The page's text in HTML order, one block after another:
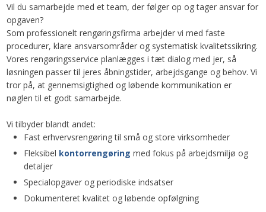
Vil du samarbejde med et team, der følger op og tager ansvar for
opgaven?
Som professionelt rengøringsfirma arbejder vi med faste
procedurer, klare ansvarsområder og systematisk kvalitetssikring.
Vores rengøringsservice planlægges i tæt dialog med jer, så
løsningen passer til jeres åbningstider, arbejdsgange og behov. Vi
tror på, at gennemsigtighed og løbende kommunikation er
nøglen til et godt samarbejde.
Vi tilbyder blandt andet:
Fast erhvervsrengøring til små og store virksomheder
Fleksibel kontorrengøring med fokus på arbejdsmiljø og
detaljer
Specialopgaver og periodiske indsatser
Dokumenteret kvalitet og løbende opfølgning